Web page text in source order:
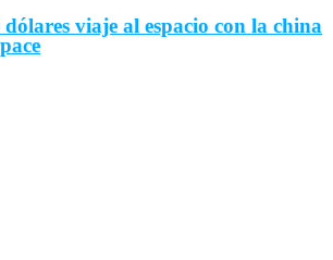
viaje al espacio con la china